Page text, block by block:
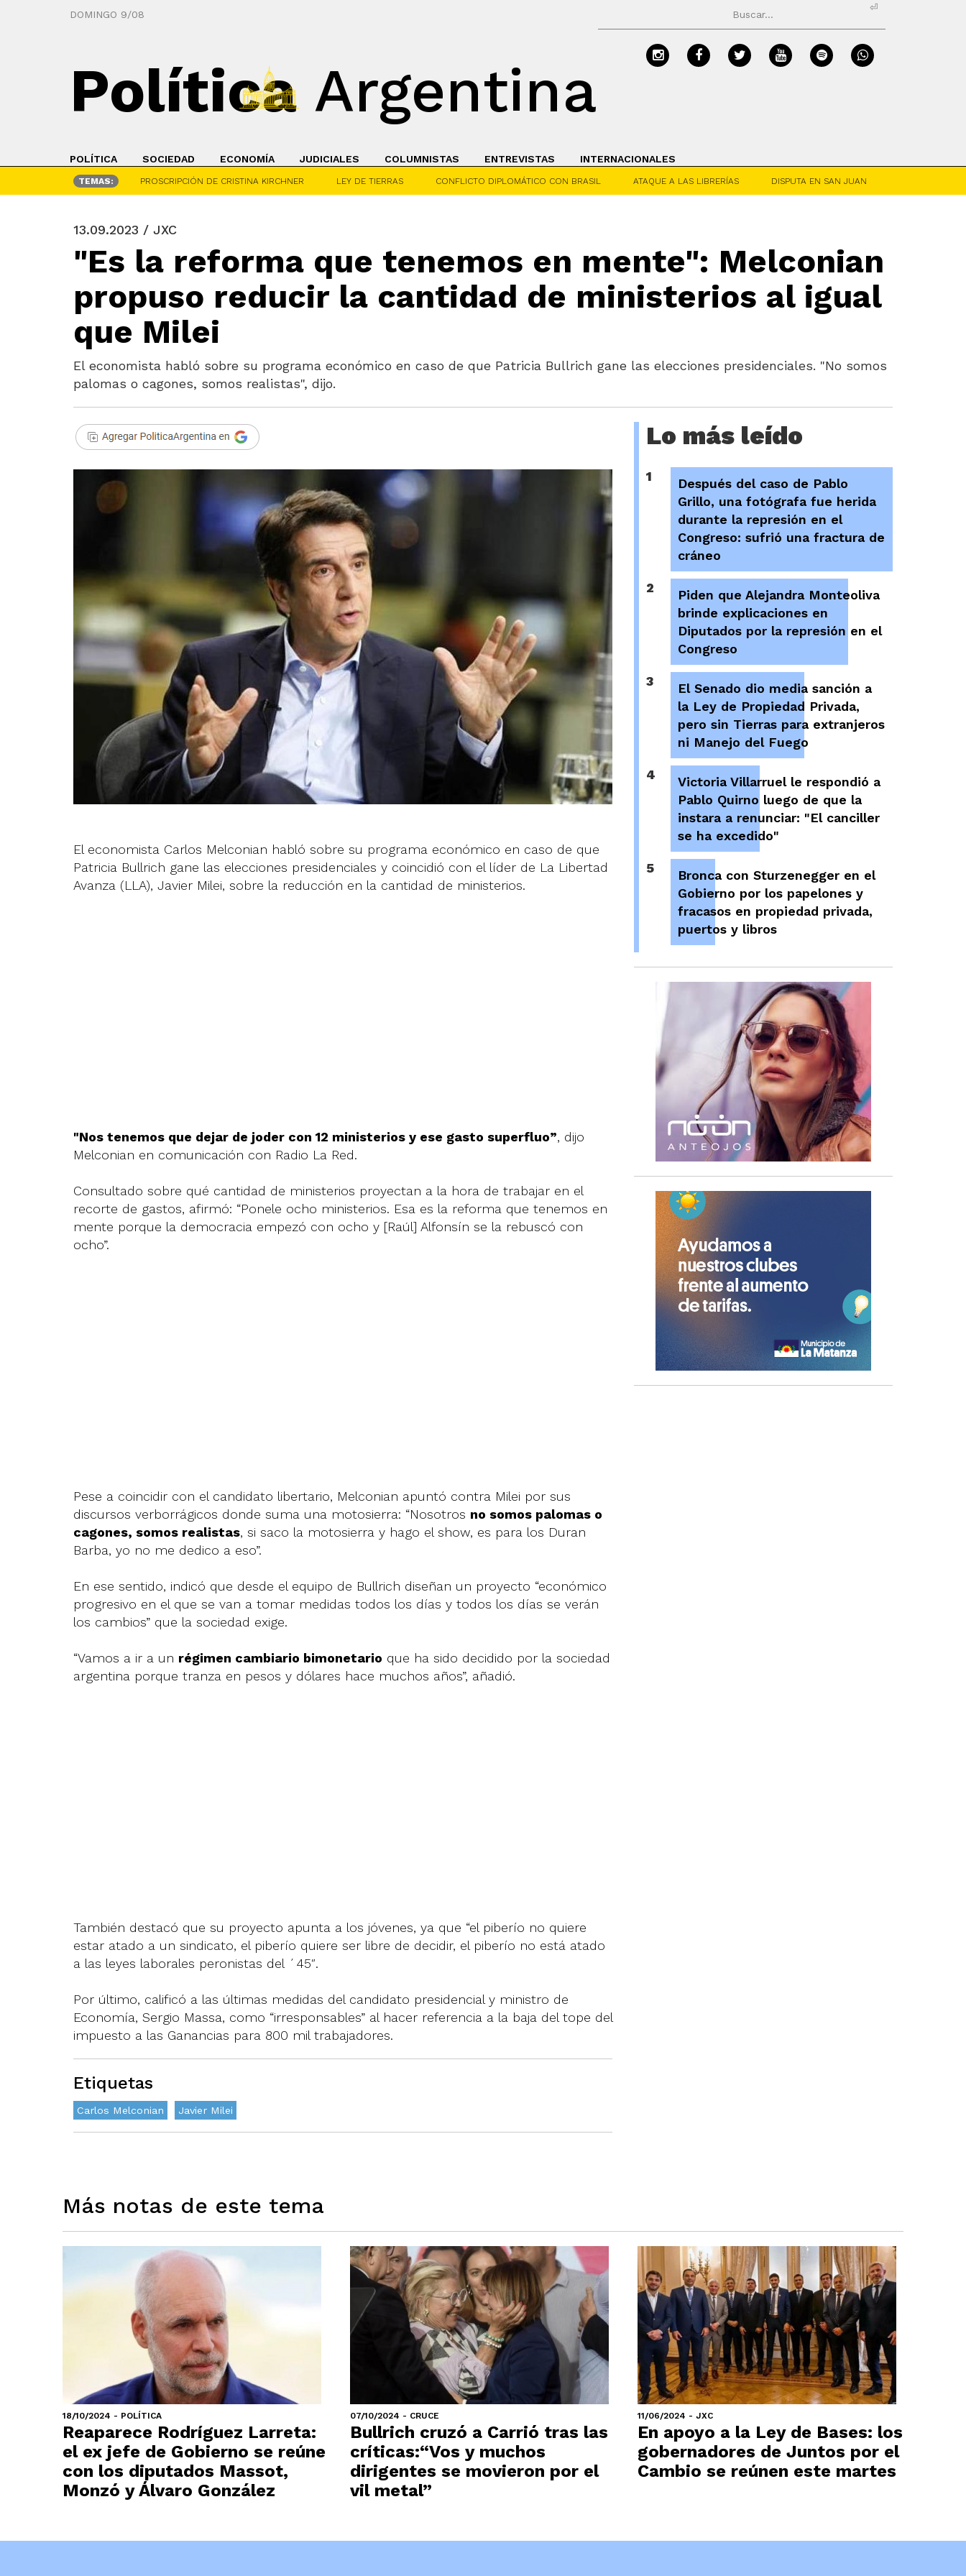
DOMINGO 9/08
⏎
PolíticaArgentina
POLÍTICA SOCIEDAD ECONOMÍA JUDICIALES COLUMNISTAS ENTREVISTAS INTERNACIONALES
TEMAS: PROSCRIPCIÓN DE CRISTINA KIRCHNER LEY DE TIERRAS CONFLICTO DIPLOMÁTICO CON BRASIL ATAQUE A LAS LIBRERÍAS DISPUTA EN SAN JUAN
13.09.2023 / JXC
"Es la reforma que tenemos en mente": Melconian
propuso reducir la cantidad de ministerios al igual
que Milei
El economista habló sobre su programa económico en caso de que Patricia Bullrich gane las elecciones presidenciales. "No somos
palomas o cagones, somos realistas", dijo.
El economista Carlos Melconian habló sobre su programa económico en caso de que
Patricia Bullrich gane las elecciones presidenciales y coincidió con el líder de La Libertad
Avanza (LLA), Javier Milei, sobre la reducción en la cantidad de ministerios.
"Nos tenemos que dejar de joder con 12 ministerios y ese gasto superfluo”, dijo
Melconian en comunicación con Radio La Red.
Consultado sobre qué cantidad de ministerios proyectan a la hora de trabajar en el
recorte de gastos, afirmó: “Ponele ocho ministerios. Esa es la reforma que tenemos en
mente porque la democracia empezó con ocho y [Raúl] Alfonsín se la rebuscó con
ocho”.
Pese a coincidir con el candidato libertario, Melconian apuntó contra Milei por sus
discursos verborrágicos donde suma una motosierra: “Nosotros no somos palomas o
cagones, somos realistas, si saco la motosierra y hago el show, es para los Duran
Barba, yo no me dedico a eso”.
En ese sentido, indicó que desde el equipo de Bullrich diseñan un proyecto “económico
progresivo en el que se van a tomar medidas todos los días y todos los días se verán
los cambios” que la sociedad exige.
“Vamos a ir a un régimen cambiario bimonetario que ha sido decidido por la sociedad
argentina porque tranza en pesos y dólares hace muchos años”, añadió.
También destacó que su proyecto apunta a los jóvenes, ya que “el piberío no quiere
estar atado a un sindicato, el piberío quiere ser libre de decidir, el piberío no está atado
a las leyes laborales peronistas del ´45″.
Por último, calificó a las últimas medidas del candidato presidencial y ministro de
Economía, Sergio Massa, como “irresponsables” al hacer referencia a la baja del tope del
impuesto a las Ganancias para 800 mil trabajadores.
Etiquetas
Carlos Melconian Javier Milei
Lo más leído
1
Después del caso de Pablo
Grillo, una fotógrafa fue herida
durante la represión en el
Congreso: sufrió una fractura de
cráneo
2
Piden que Alejandra Monteoliva
brinde explicaciones en
Diputados por la represión en el
Congreso
3
El Senado dio media sanción a
la Ley de Propiedad Privada,
pero sin Tierras para extranjeros
ni Manejo del Fuego
4
Victoria Villarruel le respondió a
Pablo Quirno luego de que la
instara a renunciar: "El canciller
se ha excedido"
5
Bronca con Sturzenegger en el
Gobierno por los papelones y
fracasos en propiedad privada,
puertos y libros
Más notas de este tema
18/10/2024 - POLÍTICA
Reaparece Rodríguez Larreta:
el ex jefe de Gobierno se reúne
con los diputados Massot,
Monzó y Álvaro González
07/10/2024 - CRUCE
Bullrich cruzó a Carrió tras las
críticas:“Vos y muchos
dirigentes se movieron por el
vil metal”
11/06/2024 - JXC
En apoyo a la Ley de Bases: los
gobernadores de Juntos por el
Cambio se reúnen este martes